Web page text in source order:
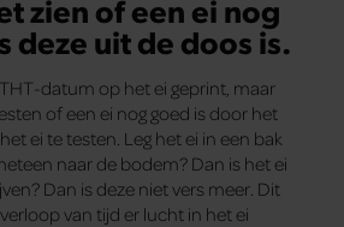
zien of een ei nog
deze uit de doos is.
datum op het ei geprint, maar
of een ei nog goed is door het
ei te testen. Leg het ei in een bak
naar de bodem? Dan is het ei
Dan is deze niet vers meer. Dit
van tijd er lucht in het ei